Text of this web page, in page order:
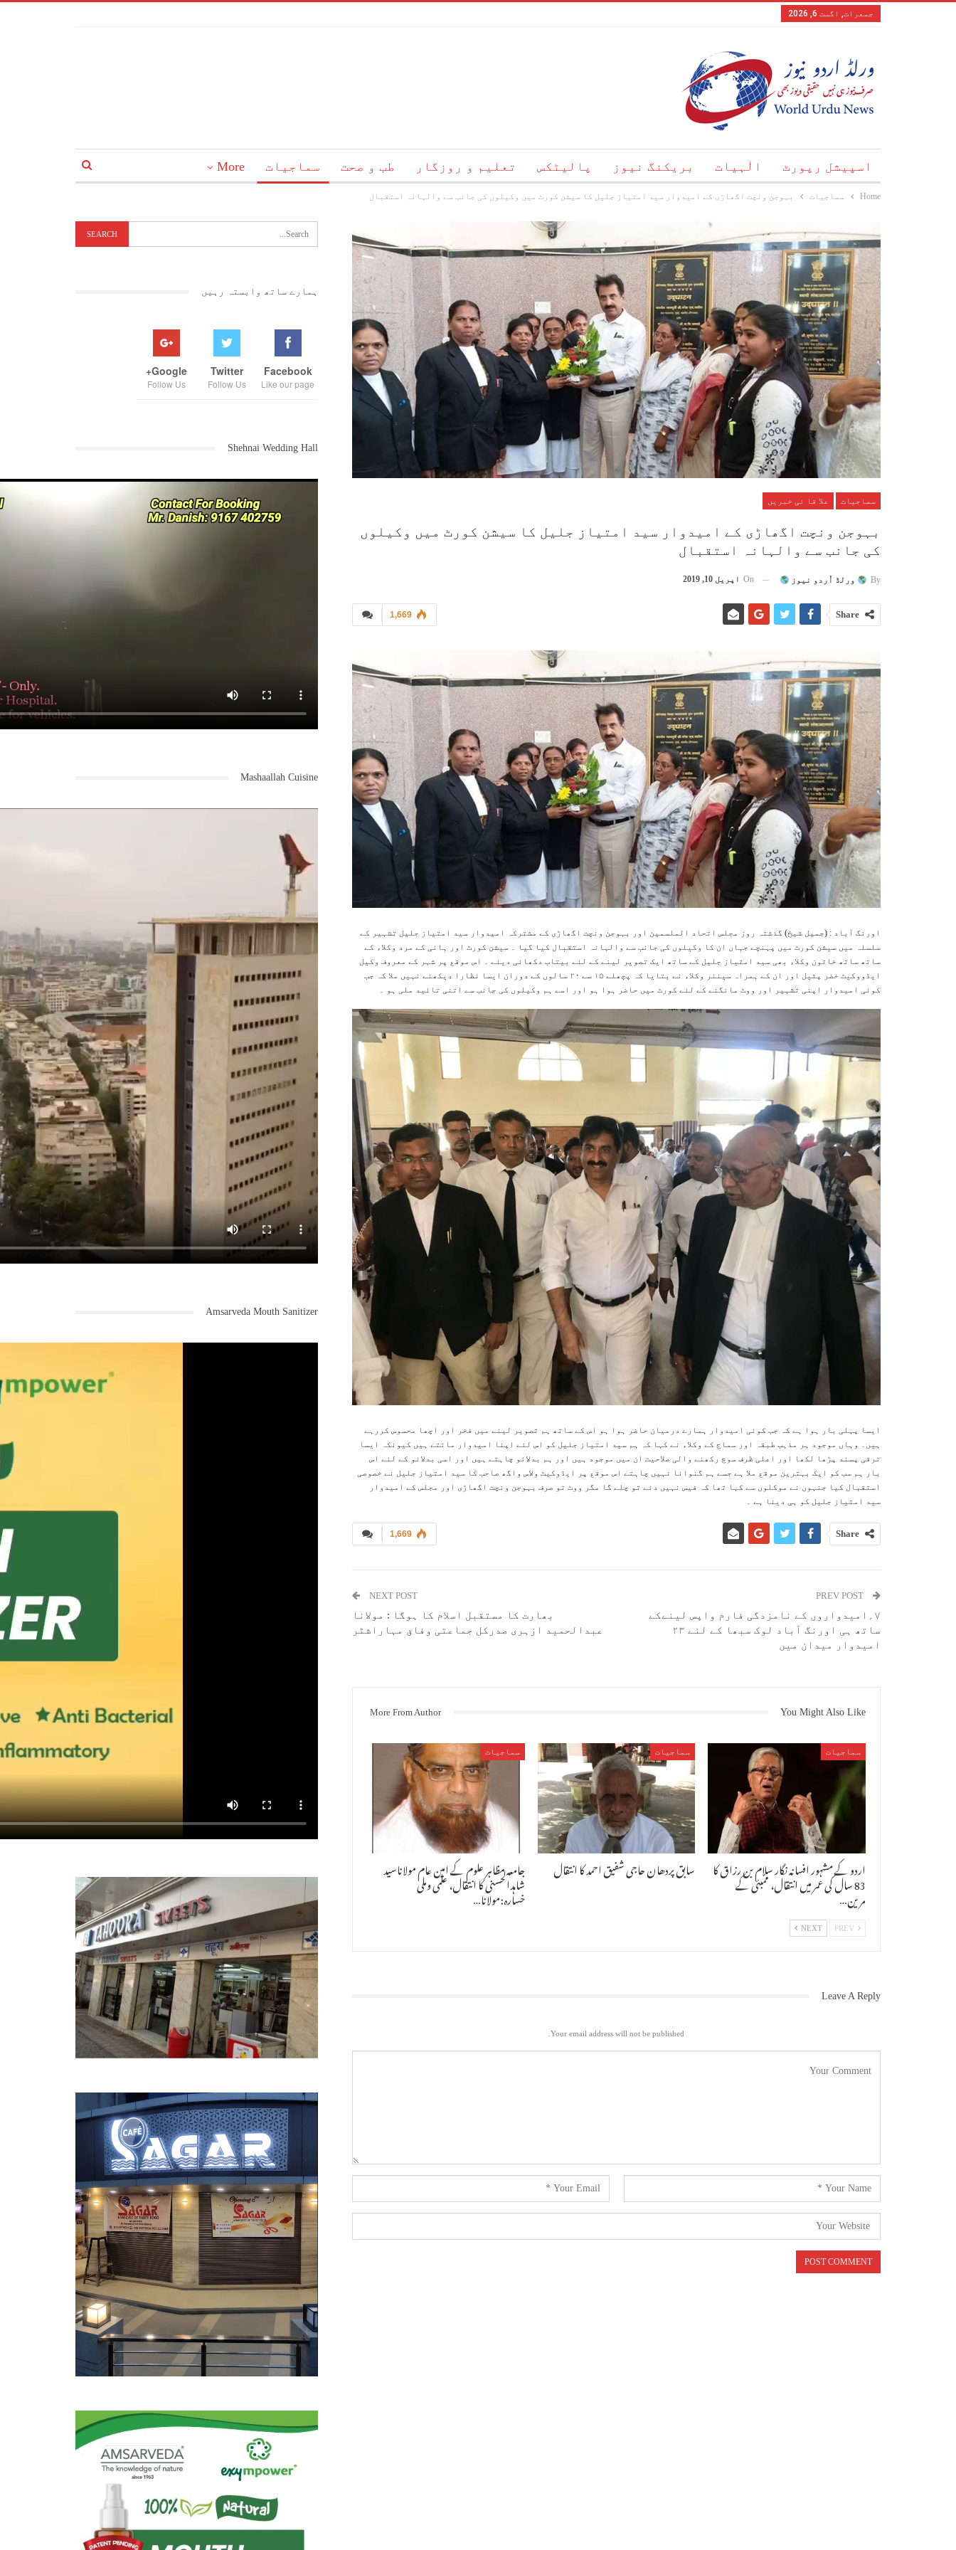
جمعرات, اگست 6, 2026
اسپیشل رپورٹ الٰہیات بریکنگ نیوز پالیٹکس تعلیم و روزگار طب و صحت سماجیات More
Home سماجیات بہوجن ونچت اگھاڑی کے امیدوار سید امتیاز جلیل کا سیشن کورٹ میں وکیلوں کی جانب سے والہانہ استقبال
سماجیات علا قا ئی خبریں
بہوجن ونچت اگھاڑی کے امیدوار سید امتیاز جلیل کا سیشن کورٹ میں وکیلوں
کی جانب سے والہانہ استقبال
By ورلڈ اُردو نیوز On اپریل 10, 2019
1,669 Share
اورنگ آباد : (جمیل شیخ) گذشتہ روز مجلس اتحاد الملسمین اور بہوجن ونچت اگھاڑی کے مشترکہ امیدوار سید امتیاز جلیل تشہیر کے
سلسلہ میں سیشن کورٹ میں پہنچے جہاں ان کا وکیلوں کی جانب سے والہانہ استقبال کیا گیا ۔ سیشن کورٹ اور ہائی کے مرد وکلاء کے
ساتھ ساتھ خاتون وکلاء بھی سید امتیاز جلیل کے ساتھ ایک تصویر لینے کے لئے بیتاب دکھائی دیئے ۔ اس موقع پر شہر کے معروف وکیل
ایڈووکیٹ خضر پٹیل اور ان کے ہمراہ سینئر وکلاء نے بتایا کہ پچھلے ۱۵ سے ۲۰ سالوں کے دوران ایسا نظارا دیکھنے نہیں ملا کہ جب
کوئی امیدوار اپنی تشہیر اور ووٹ مانگنے کے لئے کورٹ میں حاضر ہوا ہو اور اسے ہم وکیلوں کی جانب سے اتنی تائید ملی ہو ۔
ایسا پہلی بار ہوا ہے کہ جب کوئی امیدوار ہمارے درمیان حاضر ہوا ہو اس کے ساتھ ہم تصویر لینے میں فخر اور اچھا محسوس کررہے
ہیں۔ وہاں موجود ہر مذہب طبقہ اور سماج کے وکلاء نے کہا کہ ہم سید امتیاز جلیل کو اس لئے اپنا امیدوار مانتے ہیں کیونکہ ایسا
ترقی پسند پڑھا لکھا اور اعلی ظرف سوچ رکھنے والی صلاحیت ان میں موجود ہیں اور ہم بدلائو چاہتے ہیں اور اسی بدلائو کے لئے اس
بار ہم سب کو ایک بہترین موقع ملا ہے جسے ہم گنوانا نہیں چاہتے اس موقع پر ایڈوکیٹ ولاس واگھ صاحب کا سید امتیاز جلیل نے خصوصی
استقبال کیا جنہوں نے موکلوں سے کہا تھا کہ فیس نہیں دئے تو چلے گا مگر ووٹ تو صرف بہوجن ونچت اگھاڑی اور مجلس کے امیدوار
سید امتیاز جلیل کو ہی دینا ہے ۔
1,669 Share
۷؍امیدواروں کے نامزدگی فارم واپس لینےکے
ساتھ ہی اورنگ آباد لوک سبھا کے لئے ۲۳
امیدوار میدان میں
NEXT POST
بھارت کا مستقبل اسلام کا ہوگا : مولانا
عبدالحمید ازہری صدرکل جماعتی وفاق مہاراشٹر
You Might Also Like
More From Author
سماجیات
اردو کے مشہور افسانہ نگار سلام بن رزاق کا
83 سال کی عمر میں انتقال، ممبئی کے
مرین…
سماجیات
سابق پردھان حاجی شفیق احمد کا انتقال
سماجیات
جامعہ مظاہر علوم کے امین عام مولاناسید
شاہدالحسنی کا انتقال، علمی وملی
خسارہ:مولانا…
NEXT
Leave A Reply
Your email address will not be published.
ہمارے ساتھ وابستہ رہیں
Facebook
Like our page
Twitter
Follow Us
Google+
Follow Us
Shehnai Wedding Hall
Mashaallah Cuisine
Amsarveda Mouth Sanitizer